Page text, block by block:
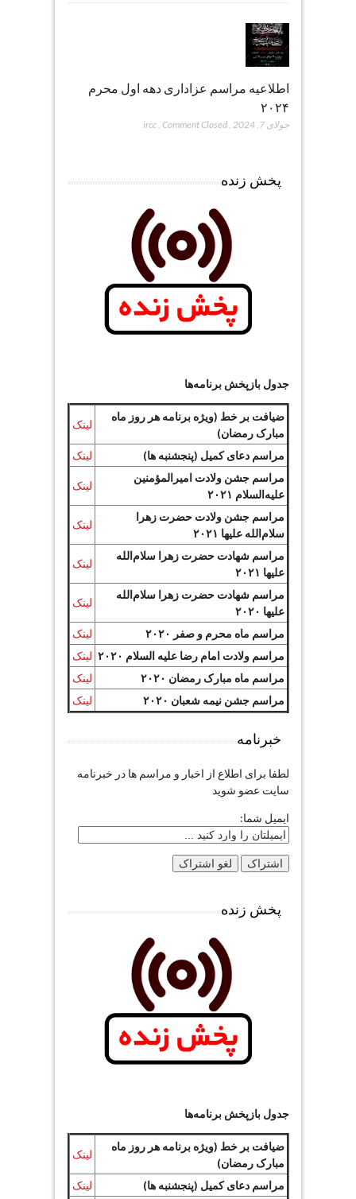
اطلاعیه مراسم عزاداری دهه اول محرم
۲۰۲۴
جولای 7, 2024 ,
ircc Comment Closed
پخش زنده
جدول بازپخش برنامه‌ها
ضیافت بر خط (ویژه برنامه هر روز ماه
مبارک رمضان)
لینک
مراسم دعای کمیل (پنجشنبه ها)
لینک
مراسم جشن ولادت امیرالمؤمنین
علیه‌السلام ۲۰۲۱
لینک
مراسم جشن ولادت حضرت زهرا
سلام‌الله علیها ۲۰۲۱
لینک
مراسم شهادت حضرت زهرا سلام‌الله
علیها ۲۰۲۱
لینک
مراسم شهادت حضرت زهرا سلام‌الله
علیها ۲۰۲۰
لینک
مراسم ماه محرم و صفر ۲۰۲۰
لینک
مراسم ولادت امام رضا علیه السلام ۲۰۲۰
لینک
مراسم ماه مبارک رمضان ۲۰۲۰
لینک
مراسم جشن نیمه شعبان ۲۰۲۰
لینک
خبرنامه
لطفا برای اطلاع از اخبار و مراسم ها در خبرنامه
سایت عضو شوید
ایمیل شما:
پخش زنده
جدول بازپخش برنامه‌ها
ضیافت بر خط (ویژه برنامه هر روز ماه
مبارک رمضان)
لینک
مراسم دعای کمیل (پنجشنبه ها)
لینک